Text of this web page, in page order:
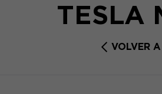
TESLA
VOLVER